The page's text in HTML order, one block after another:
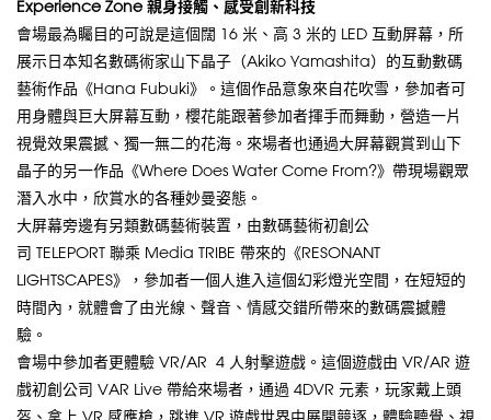
Experience Zone 親身接觸、感受創新科技
會場最為矚目的可說是這個闊 16 米、高 3 米的 LED 互動屏幕，所
展示日本知名數碼術家山下晶子（Akiko Yamashita）的互動數碼
藝術作品《Hana Fubuki》。這個作品意象來自花吹雪，參加者可
用身體與巨大屏幕互動，櫻花能跟著參加者揮手而舞動，營造一片
視覺效果震撼、獨一無二的花海。來場者也通過大屏幕觀賞到山下
晶子的另一作品《Where Does Water Come From?》帶現場觀眾
潛入水中，欣賞水的各種妙曼姿態。
大屏幕旁邊有另類數碼藝術裝置，由數碼藝術初創公
司 TELEPORT 聯乘 Media TRIBE 帶來的《RESONANT
LIGHTSCAPES》，參加者一個人進入這個幻彩燈光空間，在短短的
時間內，就體會了由光線、聲音、情感交錯所帶來的數碼震撼體
驗。
會場中參加者更體驗 VR/AR 4 人射擊遊戲。這個遊戲由 VR/AR 遊
戲初創公司 VAR Live 帶給來場者，通過 4DVR 元素，玩家戴上頭